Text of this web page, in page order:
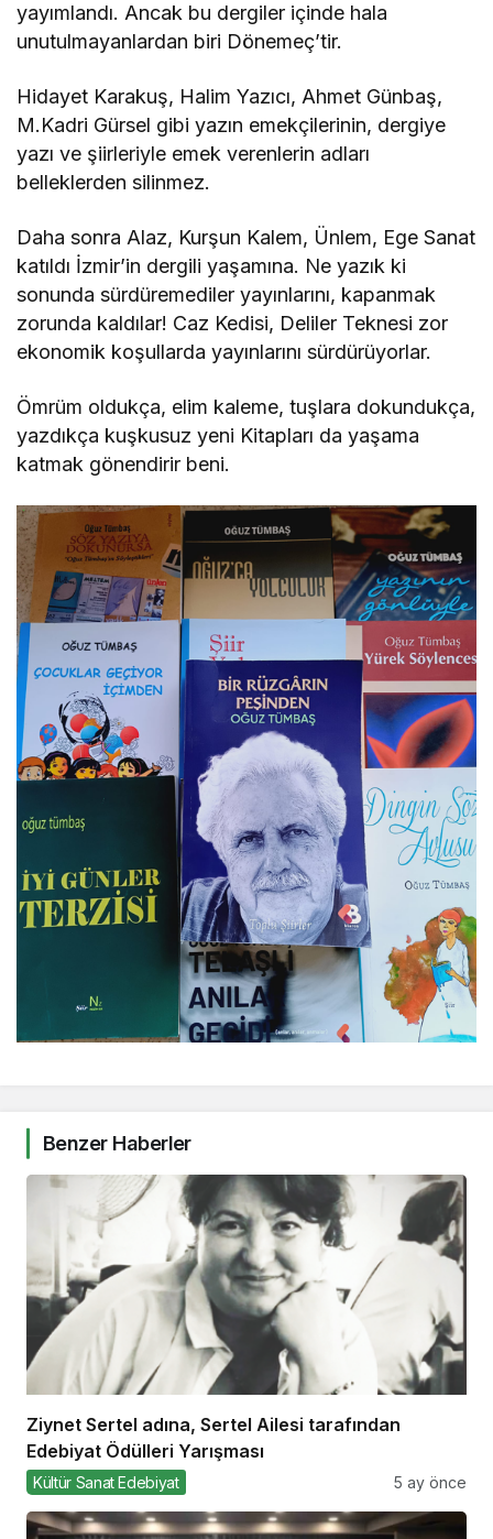
yayımlandı. Ancak bu dergiler içinde hala
unutulmayanlardan biri Dönemeç’tir.
Hidayet Karakuş, Halim Yazıcı, Ahmet Günbaş,
M.Kadri Gürsel gibi yazın emekçilerinin, dergiye
yazı ve şiirleriyle emek verenlerin adları
belleklerden silinmez.
Daha sonra Alaz, Kurşun Kalem, Ünlem, Ege Sanat
katıldı İzmir’in dergili yaşamına. Ne yazık ki
sonunda sürdüremediler yayınlarını, kapanmak
zorunda kaldılar! Caz Kedisi, Deliler Teknesi zor
ekonomik koşullarda yayınlarını sürdürüyorlar.
Ömrüm oldukça, elim kaleme, tuşlara dokundukça,
yazdıkça kuşkusuz yeni Kitapları da yaşama
katmak gönendirir beni.
Benzer Haberler
Ziynet Sertel adına, Sertel Ailesi tarafından
Edebiyat Ödülleri Yarışması
Kültür Sanat Edebiyat 5 ay önce